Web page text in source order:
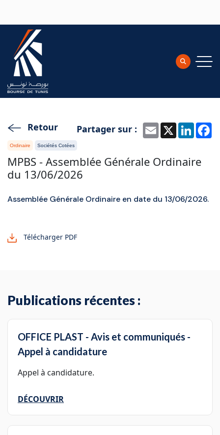
Retour Partager sur : EmailX
Ordinaire Sociétés Cotées
MPBS - Assemblée Générale Ordinaire
du 13/06/2026
Assemblée Générale Ordinaire en date du 13/06/2026.
Télécharger PDF
Publications récentes :
OFFICE PLAST - Avis et communiqués -
Appel à candidature
Appel à candidature.
DÉCOUVRIR